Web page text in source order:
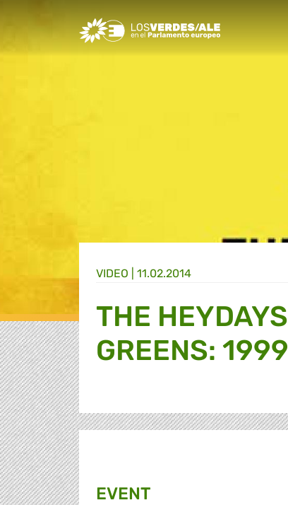
Greens/EFA Home
VIDEO | 11.02.2014
THE
GREENS:
EVENT